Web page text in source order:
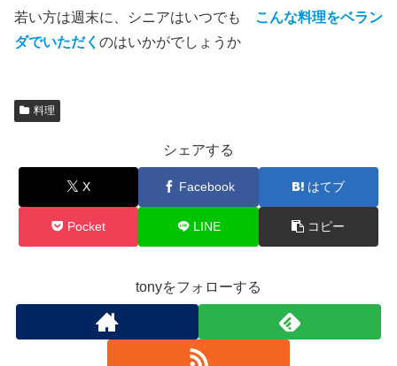
若い方は週末に、シニアはいつでも こんな料理をベラン
ダでいただく のはいかがでしょうか
料理
シェアする
X Facebook はてブ
Pocket LINE コピー
tonyをフォローする